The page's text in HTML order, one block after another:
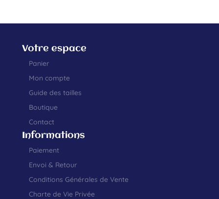
Votre espace
Panier
Mon compte
Guide des tailles
Boutique
Contact
Informations
Paiement
Envoi & Retour
Conditions Générales de Vente
Charte de Vie Privée